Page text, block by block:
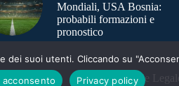
Mondiali, USA Bosnia:
probabili formazioni e
pronostico
Sede
suoi utenti. Cliccando su
acconsento Privacy policy